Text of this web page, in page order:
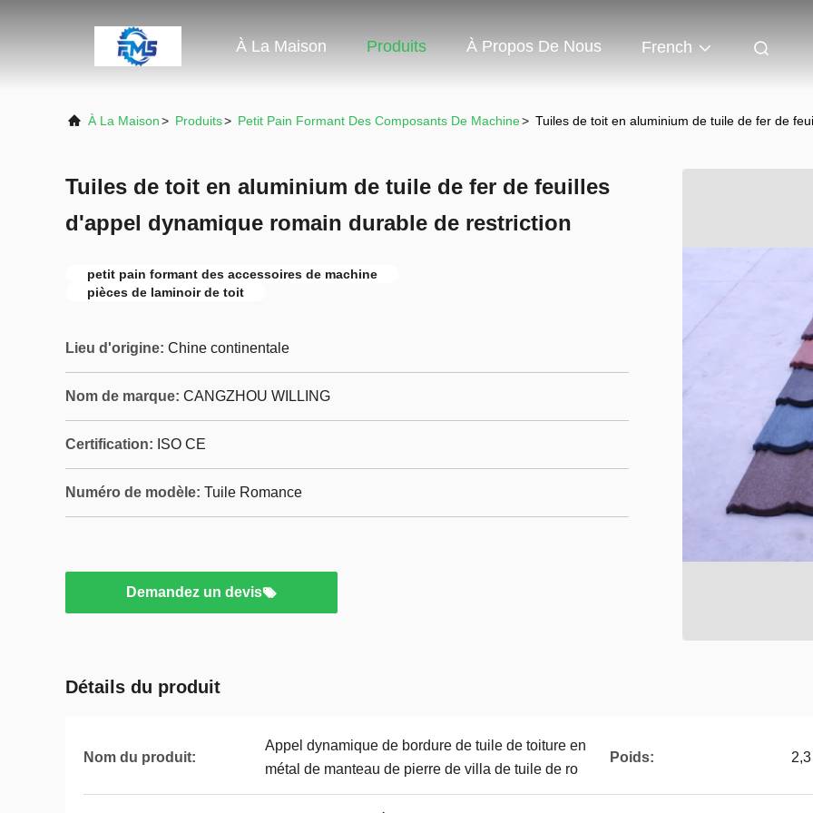
À La Maison Produits À Propos De Nous French
À La Maison> Produits> Petit Pain Formant Des Composants De Machine> Tuiles de toit en aluminium de tuile de fer de
Tuiles de toit en aluminium de tuile de fer de feuilles
d'appel dynamique romain durable de restriction
petit pain formant des accessoires de machine
pièces de laminoir de toit
Lieu d'origine: Chine continentale
Nom de marque: CANGZHOU WILLING
Certification: ISO CE
Numéro de modèle: Tuile Romance
Demandez un devis
Détails du produit
Nom du produit:
Appel dynamique de bordure de tuile de toiture en
métal de manteau de pierre de villa de tuile de ro
Poids: